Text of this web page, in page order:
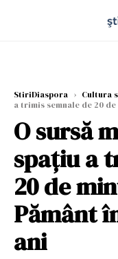
StiriDiaspora › Cultura
a trimis semnale de 20
O sursă
spațiu a
20 de
Pământ
ani